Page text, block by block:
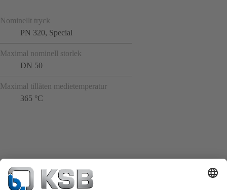
Nominellt tryck
PN 320, Special
Maximal nominell storlek
DN 50
Maximal tillåten medietemperatur
365 °C